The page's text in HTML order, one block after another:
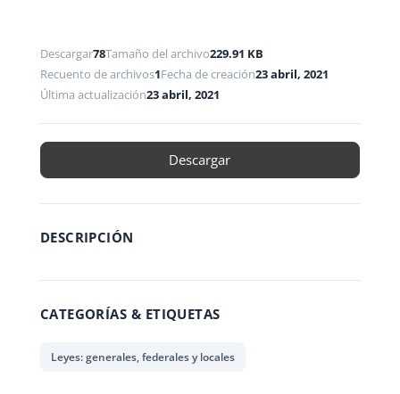
Descargar78Tamaño del archivo229.91 KB
Recuento de archivos1Fecha de creación23 abril, 2021
Última actualización23 abril, 2021
Descargar
DESCRIPCIÓN
CATEGORÍAS & ETIQUETAS
Leyes: generales, federales y locales